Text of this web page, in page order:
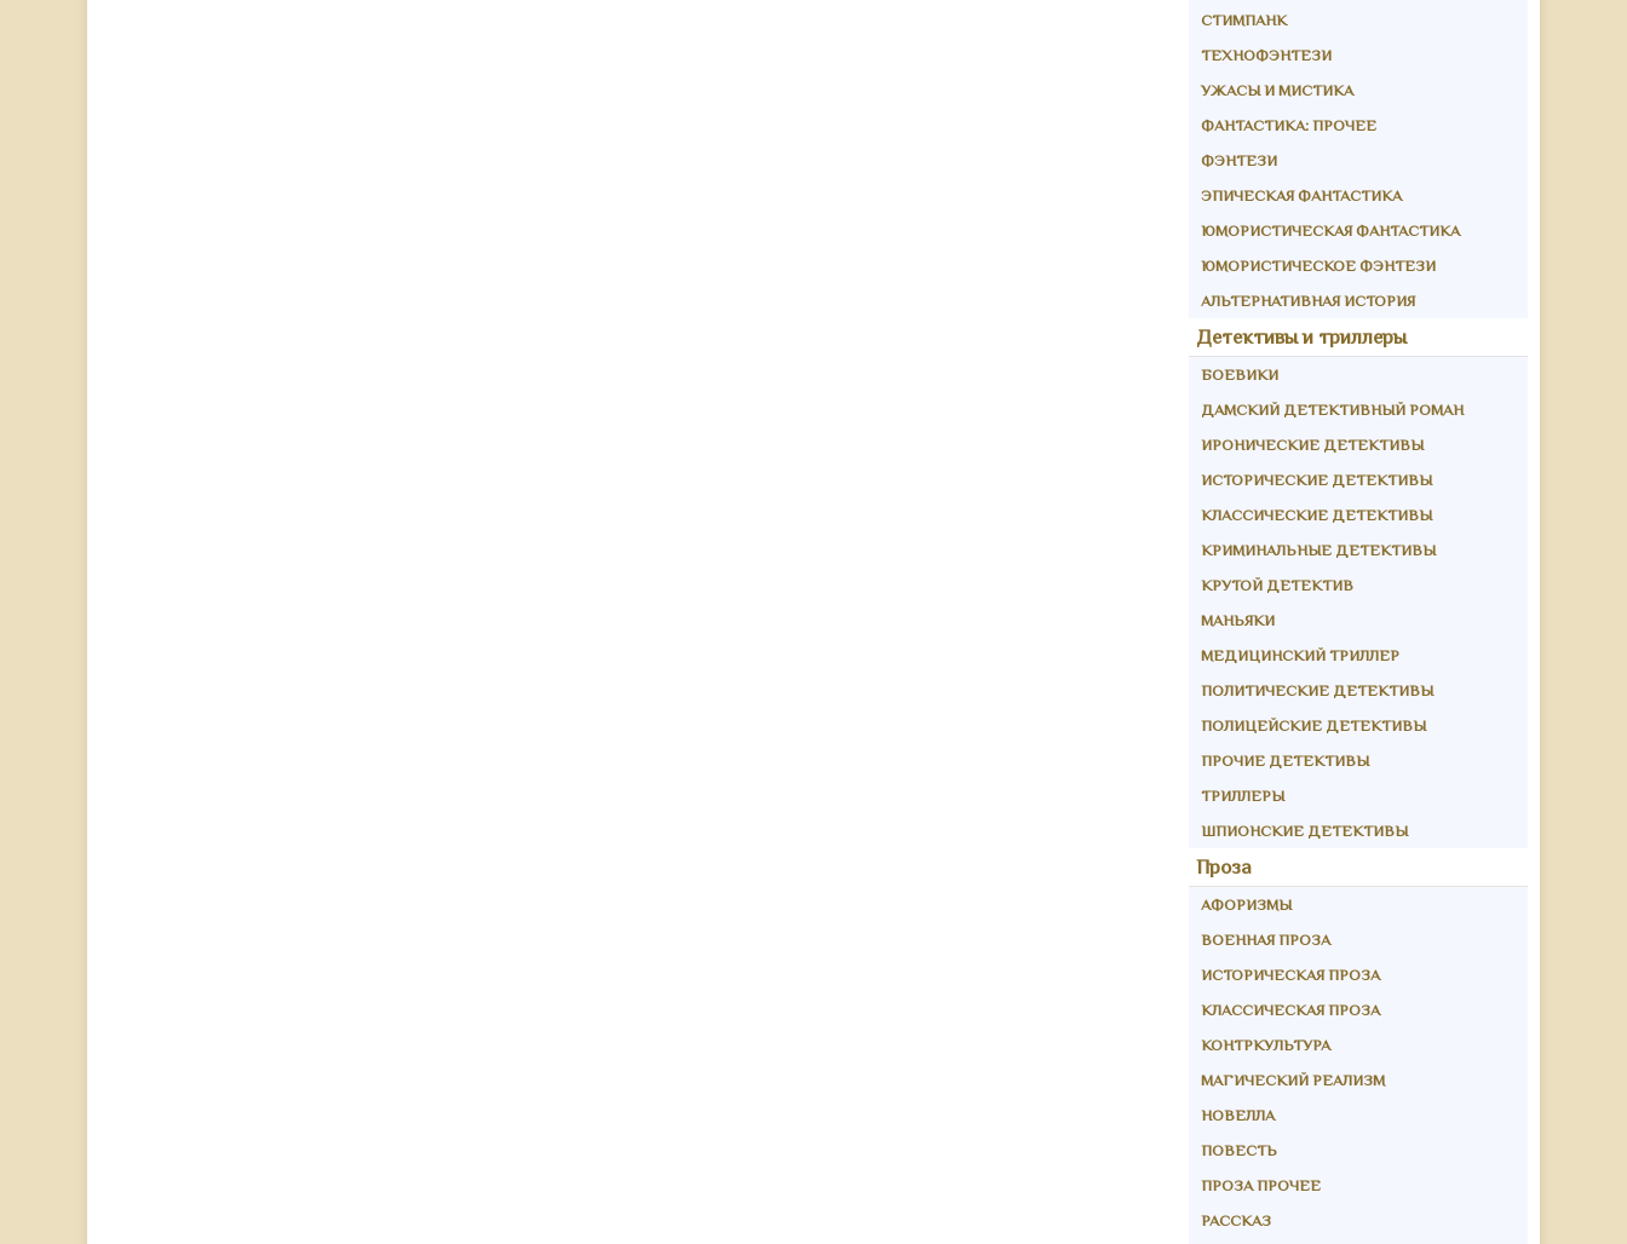
СТИМПАНК
ТЕХНОФЭНТЕЗИ
УЖАСЫ И МИСТИКА
ФАНТАСТИКА: ПРОЧЕЕ
ФЭНТЕЗИ
ЭПИЧЕСКАЯ ФАНТАСТИКА
ЮМОРИСТИЧЕСКАЯ ФАНТАСТИКА
ЮМОРИСТИЧЕСКОЕ ФЭНТЕЗИ
АЛЬТЕРНАТИВНАЯ ИСТОРИЯ
Детективы и триллеры
БОЕВИКИ
ДАМСКИЙ ДЕТЕКТИВНЫЙ РОМАН
ИРОНИЧЕСКИЕ ДЕТЕКТИВЫ
ИСТОРИЧЕСКИЕ ДЕТЕКТИВЫ
КЛАССИЧЕСКИЕ ДЕТЕКТИВЫ
КРИМИНАЛЬНЫЕ ДЕТЕКТИВЫ
КРУТОЙ ДЕТЕКТИВ
МАНЬЯКИ
МЕДИЦИНСКИЙ ТРИЛЛЕР
ПОЛИТИЧЕСКИЕ ДЕТЕКТИВЫ
ПОЛИЦЕЙСКИЕ ДЕТЕКТИВЫ
ПРОЧИЕ ДЕТЕКТИВЫ
ТРИЛЛЕРЫ
ШПИОНСКИЕ ДЕТЕКТИВЫ
Проза
АФОРИЗМЫ
ВОЕННАЯ ПРОЗА
ИСТОРИЧЕСКАЯ ПРОЗА
КЛАССИЧЕСКАЯ ПРОЗА
КОНТРКУЛЬТУРА
МАГИЧЕСКИЙ РЕАЛИЗМ
НОВЕЛЛА
ПОВЕСТЬ
ПРОЗА ПРОЧЕЕ
РАССКАЗ